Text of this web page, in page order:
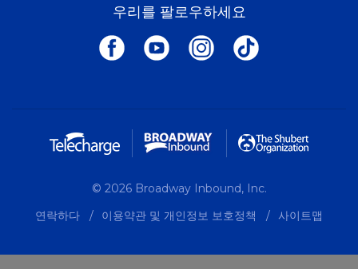
우리를 팔로우하세요
© 2026 Broadway Inbound, Inc.
연락하다
이용약관 및 개인정보 보호정책 사이트맵